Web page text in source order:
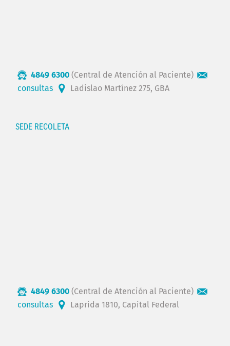
4849 6300 (Central de Atención al Paciente)
consultas
Ladislao Martínez 275, GBA
SEDE RECOLETA
4849 6300 (Central de Atención al Paciente)
consultas
Laprida 1810, Capital Federal